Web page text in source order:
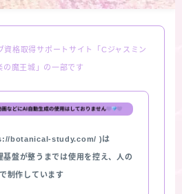
ト
ー
資格取得サポートサイト「Cジャスミン
の魔王城」の一部です
botanical-study.com/ )は
盤が整うまでは使用を控え、人の
制作しています